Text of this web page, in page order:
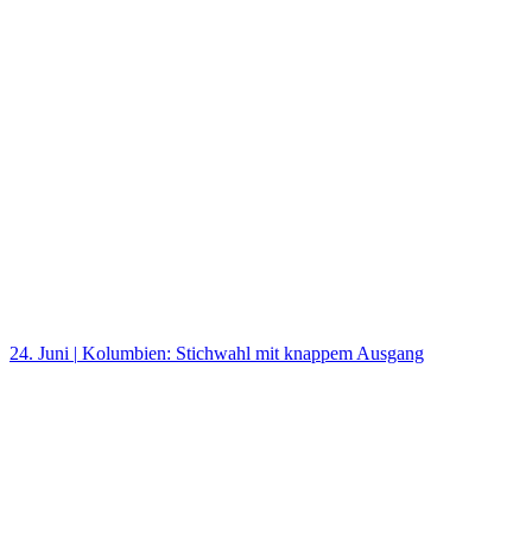
24. Juni | Kolumbien: Stichwahl mit knappem Ausgang